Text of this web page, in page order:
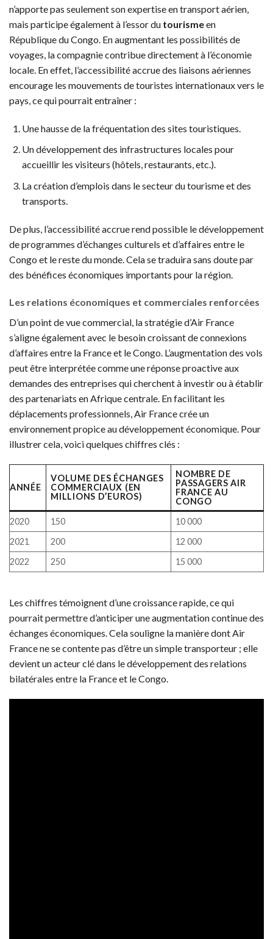
n’apporte pas seulement son expertise en transport aérien,
mais participe également à l’essor du tourismeen
République du Congo. En augmentant les possibilités de
voyages, la compagnie contribue directement à l’économie
locale. En effet, l’accessibilité accrue des liaisons aériennes
encourage les mouvements de touristes internationaux vers le
pays, ce qui pourrait entraîner :
Une hausse de la fréquentation des sites touristiques.
Un développement des infrastructures locales pour
accueillir les visiteurs (hôtels, restaurants, etc.).
La création d’emplois dans le secteur du tourisme et des
transports.
De plus, l’accessibilité accrue rend possible le développement
de programmes d’échanges culturels et d’affaires entre le
Congo et le reste du monde. Cela se traduira sans doute par
des bénéfices économiques importants pour la région.
Les relations économiques et commerciales renforcées
D’un point de vue commercial, la stratégie d’Air France
s’aligne également avec le besoin croissant de connexions
d’affaires entre la France et le Congo. L’augmentation des vols
peut être interprétée comme une réponse proactive aux
demandes des entreprises qui cherchent à investir ou à établir
des partenariats en Afrique centrale. En facilitant les
déplacements professionnels, Air France crée un
environnement propice au développement économique. Pour
illustrer cela, voici quelques chiffres clés :
ANNÉE
VOLUME DES ÉCHANGES
COMMERCIAUX (EN
MILLIONS D’EUROS)
NOMBRE DE
PASSAGERS AIR
FRANCE AU
CONGO
2020
150
10 000
2021
200
12 000
2022
250 15 000
Les chiffres témoignent d’une croissance rapide, ce qui
pourrait permettre d’anticiper une augmentation continue des
échanges économiques. Cela souligne la manière dont Air
France ne se contente pas d’être un simple transporteur ; elle
devient un acteur clé dans le développement des relations
bilatérales entre la France et le Congo.